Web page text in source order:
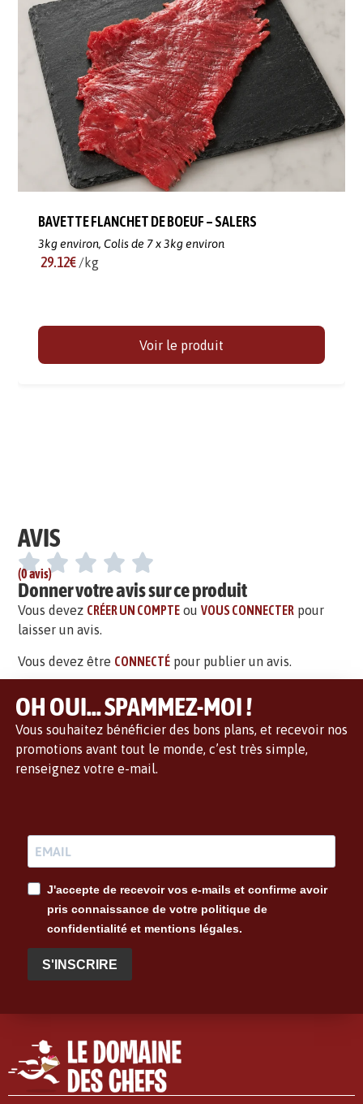
BAVETTE FLANCHET DE BOEUF – SALERS
3kg environ, Colis de 7 x 3kg environ
29.12€ /kg
Voir le produit
AVIS
(0 avis)
Donner votre avis sur ce produit
Vous devez CRÉER UN COMPTE ouVOUS CONNECTER pour
laisser un avis.
Vous devez être CONNECTÉ pour publier un avis.
OH OUI... SPAMMEZ-MOI !
Vous souhaitez bénéficier des bons plans, et recevoir nos
promotions avant tout le monde, c’est très simple,
renseignez votre e-mail.
J'accepte de recevoir vos e-mails et confirme avoir
pris connaissance de votre politique de
confidentialité et mentions légales.
S'INSCRIRE